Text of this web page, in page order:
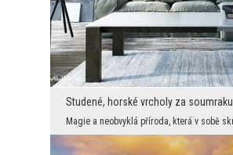
Studené, horské vrcholy za soumraku